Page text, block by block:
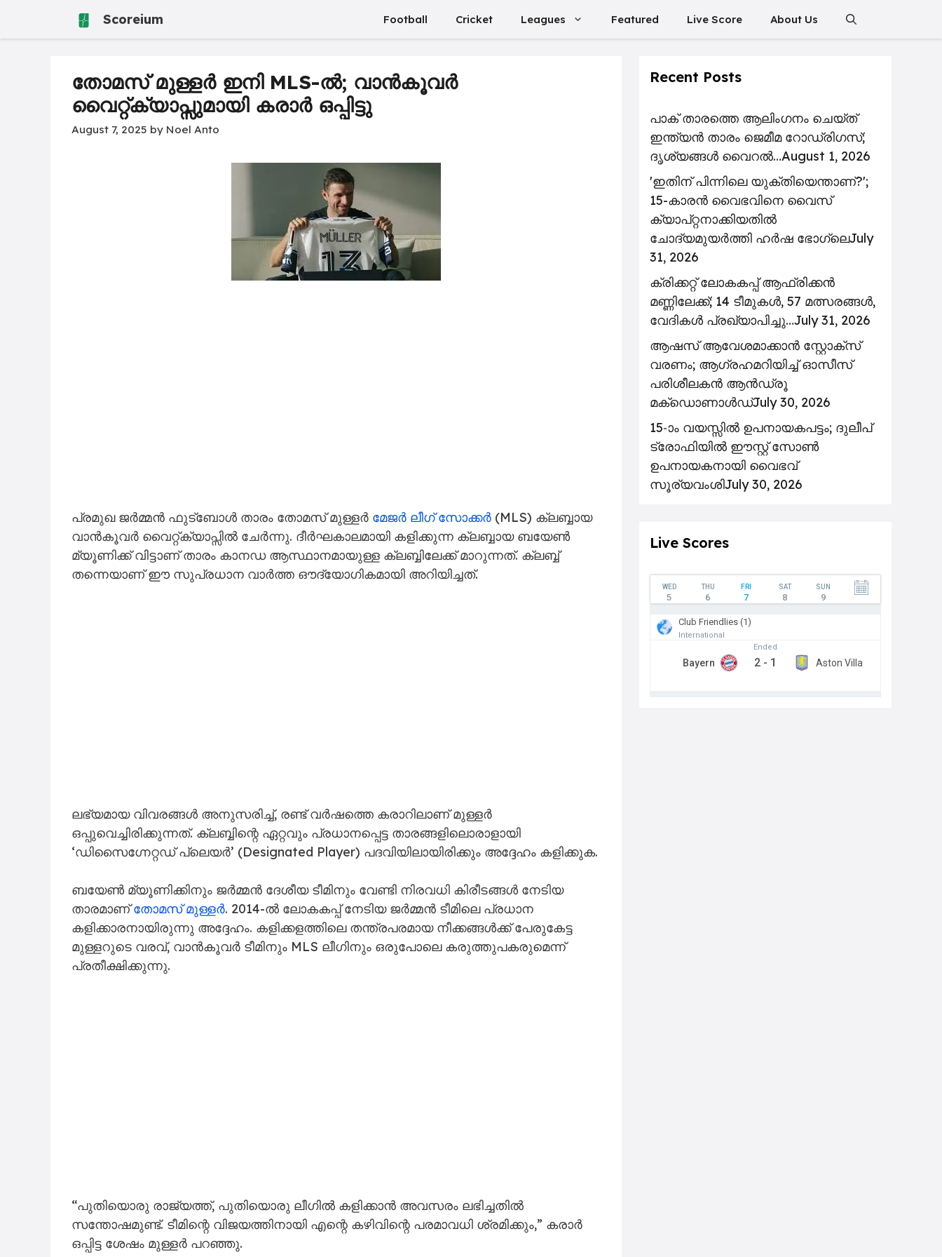
Scoreium Football Cricket Leagues Featured Live Score About Us
തോമസ് മുള്ളർ ഇനി MLS-ൽ; വാൻകൂവർ
വൈറ്റ്ക്യാപ്സുമായി കരാർ ഒപ്പിട്ടു
August 7, 2025 by Noel Anto
പ്രമുഖ ജർമ്മൻ ഫുട്ബോൾ താരം തോമസ് മുള്ളർ മേജർ ലീഗ് സോക്കർ (MLS) ക്ലബ്ബായ
വാൻകൂവർ വൈറ്റ്ക്യാപ്സിൽ ചേർന്നു. ദീർഘകാലമായി കളിക്കുന്ന ക്ലബ്ബായ ബയേൺ
മ്യൂണിക്ക് വിട്ടാണ് താരം കാനഡ ആസ്ഥാനമായുള്ള ക്ലബ്ബിലേക്ക് മാറുന്നത്. ക്ലബ്ബ്
തന്നെയാണ് ഈ സുപ്രധാന വാർത്ത ഔദ്യോഗികമായി അറിയിച്ചത്.
ലഭ്യമായ വിവരങ്ങൾ അനുസരിച്ച്, രണ്ട് വർഷത്തെ കരാറിലാണ് മുള്ളർ
ഒപ്പുവെച്ചിരിക്കുന്നത്. ക്ലബ്ബിന്റെ ഏറ്റവും പ്രധാനപ്പെട്ട താരങ്ങളിലൊരാളായി
‘ഡിസൈഗ്നേറ്റഡ് പ്ലെയർ’ (Designated Player) പദവിയിലായിരിക്കും അദ്ദേഹം കളിക്കുക.
ബയേൺ മ്യൂണിക്കിനും ജർമ്മൻ ദേശീയ ടീമിനും വേണ്ടി നിരവധി കിരീടങ്ങൾ നേടിയ
താരമാണ്തോമസ് മുള്ളർ. 2014-ൽ ലോകകപ്പ് നേടിയ ജർമ്മൻ ടീമിലെ പ്രധാന
കളിക്കാരനായിരുന്നു അദ്ദേഹം. കളിക്കളത്തിലെ തന്ത്രപരമായ നീക്കങ്ങൾക്ക് പേരുകേട്ട
മുള്ളറുടെ വരവ്, വാൻകൂവർ ടീമിനും MLS ലീഗിനും ഒരുപോലെ കരുത്തുപകരുമെന്ന്
പ്രതീക്ഷിക്കുന്നു.
“പുതിയൊരു രാജ്യത്ത്, പുതിയൊരു ലീഗിൽ കളിക്കാൻ അവസരം ലഭിച്ചതിൽ
സന്തോഷമുണ്ട്. ടീമിന്റെ വിജയത്തിനായി എന്റെ കഴിവിന്റെ പരമാവധി ശ്രമിക്കും,” കരാർ
ഒപ്പിട്ട ശേഷം മുള്ളർ പറഞ്ഞു.
Recent Posts
പാക് താരത്തെ ആലിംഗനം ചെയ്ത്
ഇന്ത്യൻ താരം ജെമീമ റോഡ്രിഗസ്;
ദൃശ്യങ്ങൾ വൈറൽ…August 1, 2026
'ഇതിന് പിന്നിലെ യുക്തിയെന്താണ്?';
15-കാരൻ വൈഭവിനെ വൈസ്
ക്യാപ്റ്റനാക്കിയതിൽ
ചോദ്യമുയർത്തി ഹർഷ ഭോഗ്ലെJuly
31, 2026
ക്രിക്കറ്റ് ലോകകപ്പ് ആഫ്രിക്കൻ
മണ്ണിലേക്ക്; 14 ടീമുകൾ, 57 മത്സരങ്ങൾ,
വേദികൾ പ്രഖ്യാപിച്ചു…July 31, 2026
ആഷസ് ആവേശമാക്കാൻ സ്റ്റോക്സ്
വരണം; ആഗ്രഹമറിയിച്ച് ഓസീസ്
പരിശീലകൻ ആൻഡ്രൂ
മക്ഡൊണാൾഡ്July 30, 2026
15-ാം വയസ്സിൽ ഉപനായകപട്ടം; ദുലീപ്
ട്രോഫിയിൽ ഈസ്റ്റ് സോൺ
ഉപനായകനായി വൈഭവ്
സൂര്യവംശിJuly 30, 2026
Live Scores
WED
5
THU
6
FRI
7
SAT
8
SUN
9
Club Friendlies (1)
International
Bayern
Ended
2 - 1 Aston Villa